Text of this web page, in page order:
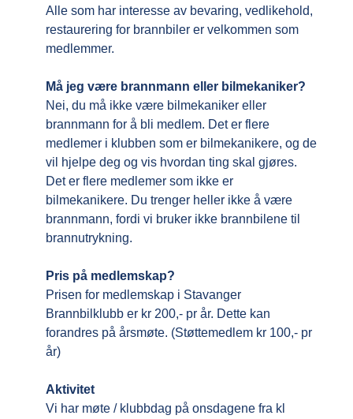
Alle som har interesse av bevaring, vedlikehold,
restaurering for brannbiler er velkommen som
medlemmer.
Må jeg være brannmann eller bilmekaniker?
Nei, du må ikke være bilmekaniker eller
brannmann for å bli medlem. Det er flere
medlemer i klubben som er bilmekanikere, og de
vil hjelpe deg og vis hvordan ting skal gjøres.
Det er flere medlemer som ikke er
bilmekanikere. Du trenger heller ikke å være
brannmann, fordi vi bruker ikke brannbilene til
brannutrykning.
Pris på medlemskap?
Prisen for medlemskap i Stavanger
Brannbilklubb er kr 200,- pr år. Dette kan
forandres på årsmøte. (Støttemedlem kr 100,- pr
år)
Aktivitet
Vi har møte / klubbdag på onsdagene fra kl